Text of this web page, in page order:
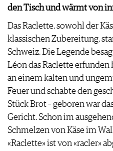
ABO
WEINSUCHE
NEWSLETTER
WINE TRADE CLUB
REDAKTION
JOBS
WERBUNG
PRESSE
IMPRESSUM
AGB & DATENSCHUTZ
den Tisch und wärmt von
Das Raclette, sowohl der
klassischen Zubereitung,
Schweiz. Die Legende
Léon das Raclette erfunden
an einem kalten und
Feuer und schabte den
Stück Brot – geboren war
Gericht. Schon im
Schmelzen von Käse im
«Raclette» ist von «racler»